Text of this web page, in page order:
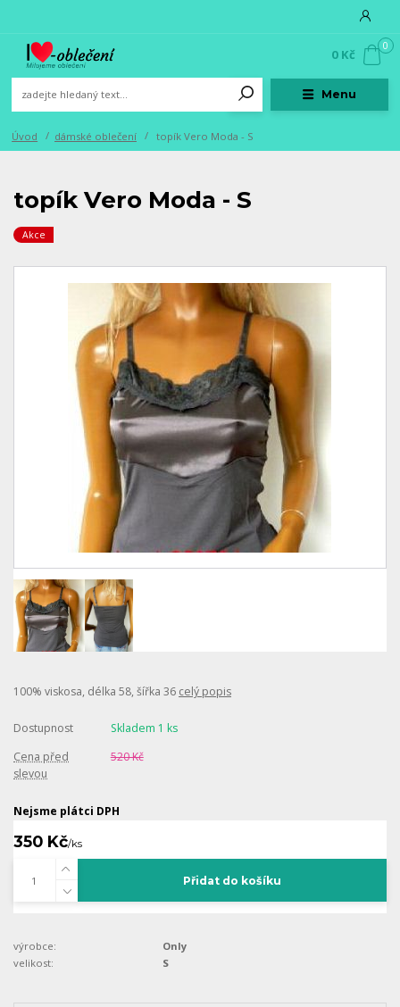
Menu
0
0 Kč
Úvod dámské oblečení topík Vero Moda - S
topík Vero Moda - S
Akce
100% viskosa, délka 58, šířka 36 celý popis
Dostupnost
Skladem 1 ks
Cena před
slevou
520 Kč
Nejsme plátci DPH
350 Kč/ks
Přidat do košíku
výrobce:
Only
velikost:
S